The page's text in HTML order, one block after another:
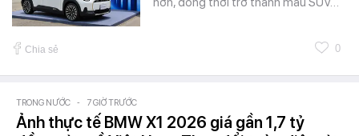
Chia sẻ 0
TRONG NƯỚC - 7 GIỜ TRƯỚC
Ảnh thực tế BMW X1 2026 giá gần 1,7 tỷ